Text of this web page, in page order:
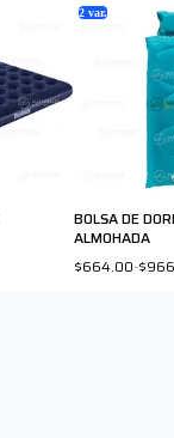
2 var.
BOLSA DE
ALMOHADA
$664.00-